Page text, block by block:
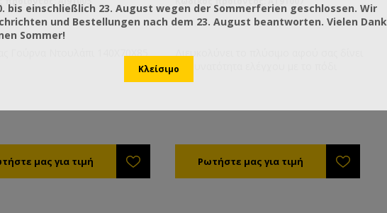
Γούρνα Ντουλάπι 140X70X85
Διευκολύνει το πλύσιμο αφού σας δίνει
τη δυνατότητα ελέγχου με το πόδι
bis einschließlich 23. August wegen der Sommerferien geschlossen. Wir
und Bestellungen nach dem 23. August beantworten. Vielen Dank
Sommer!